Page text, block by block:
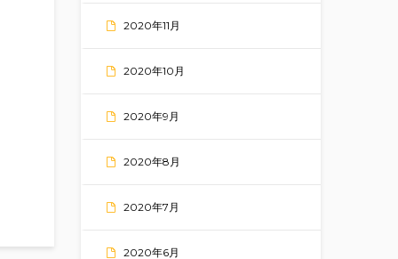
2020年11月
2020年10月
2020年9月
2020年8月
2020年7月
2020年6月